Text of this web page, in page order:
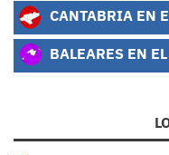
CANTABRIA EN
BALEARES EN